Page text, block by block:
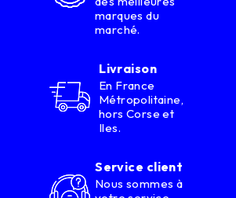
marques du
marché.
Livraison
En France
Métropolitaine,
hors Corse et
Iles.
Service client
Nous sommes à